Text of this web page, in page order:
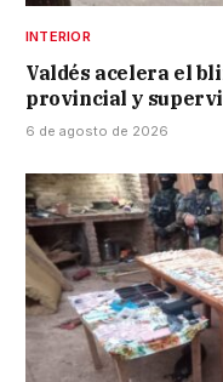
INTERIOR
Valdés acelera el
provincial y
6 de agosto de 2026